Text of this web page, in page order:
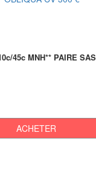
45c MNH** PAIRE
ACHETER